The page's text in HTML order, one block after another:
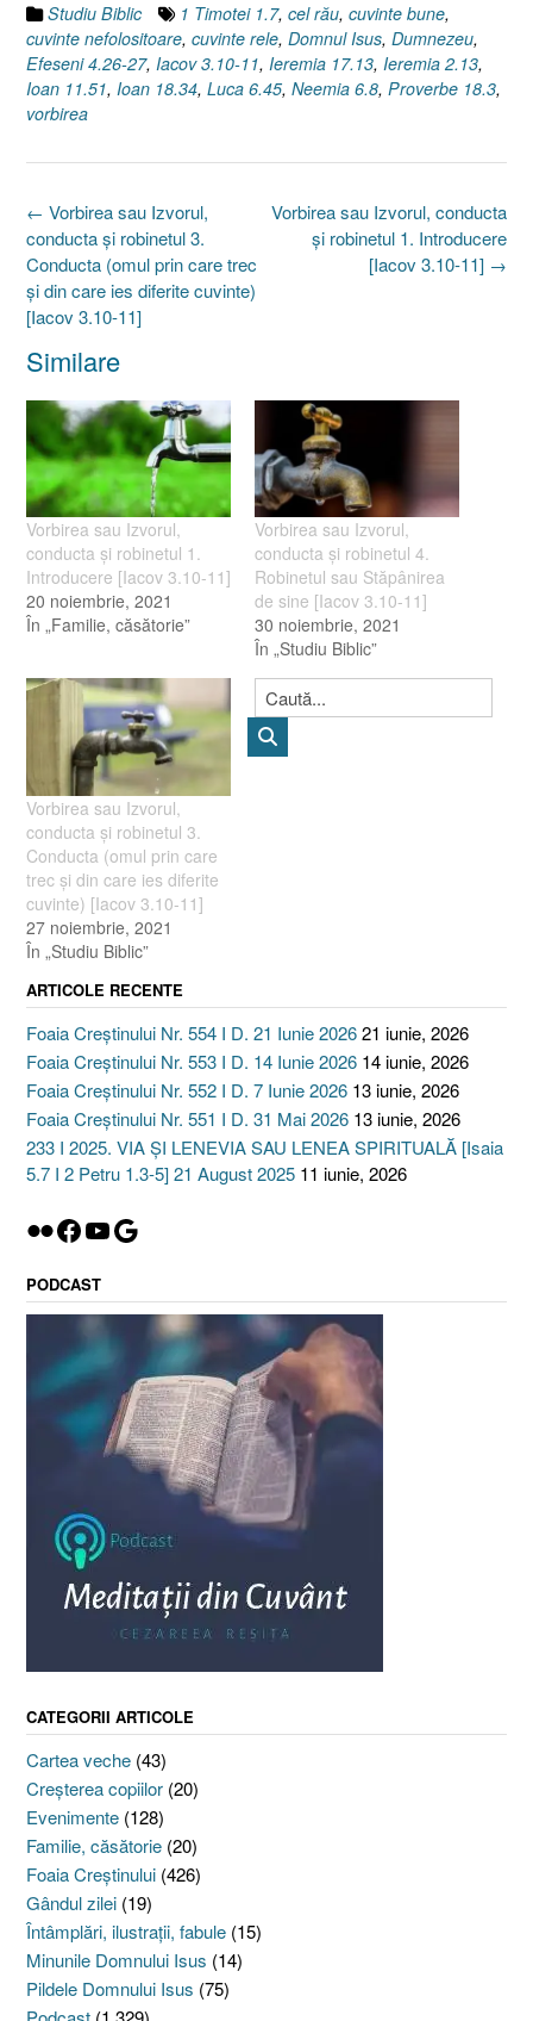
Studiu Biblic 1 Timotei 1.7, cel rău, cuvinte bune,
cuvinte nefolositoare, cuvinte rele, Domnul Isus, Dumnezeu,
Efeseni 4.26-27, Iacov 3.10-11, Ieremia 17.13, Ieremia 2.13,
Ioan 11.51, Ioan 18.34, Luca 6.45, Neemia 6.8, Proverbe 18.3,
vorbirea
Post
navigation
Vorbirea sau Izvorul, conducta
şi robinetul 1. Introducere
[Iacov 3.10-11] →
← Vorbirea sau Izvorul,
conducta şi robinetul 3.
Conducta (omul prin care trec
şi din care ies diferite cuvinte)
[Iacov 3.10-11]
Similare
Vorbirea sau Izvorul,
conducta şi robinetul 1.
Introducere [Iacov 3.10-11]
20 noiembrie, 2021
În „Familie, căsătorie”
Vorbirea sau Izvorul,
conducta şi robinetul 4.
Robinetul sau Stăpânirea
de sine [Iacov 3.10-11]
30 noiembrie, 2021
În „Studiu Biblic”
Vorbirea sau Izvorul,
conducta şi robinetul 3.
Conducta (omul prin care
trec şi din care ies diferite
cuvinte) [Iacov 3.10-11]
27 noiembrie, 2021
În „Studiu Biblic”
ARTICOLE RECENTE
Foaia Creștinului Nr. 554 I D. 21 Iunie 202621 iunie, 2026
Foaia Creștinului Nr. 553 I D. 14 Iunie 2026 14 iunie, 2026
Foaia Creștinului Nr. 552 I D. 7 Iunie 2026 13 iunie, 2026
Foaia Creștinului Nr. 551 I D. 31 Mai 2026 13 iunie, 2026
233 I 2025. VIA ȘI LENEVIA SAU LENEA SPIRITUALĂ [Isaia
5.7 I 2 Petru 1.3-5] 21 August 2025 11 iunie, 2026
Flickr
Facebook
YouTube
Google
PODCAST
CATEGORII ARTICOLE
Cartea veche (43)
Creşterea copiilor (20)
Evenimente (128)
Familie, căsătorie (20)
Foaia Creştinului (426)
Gândul zilei (19)
Întâmplări, ilustraţii, fabule (15)
Minunile Domnului Isus (14)
Pildele Domnului Isus (75)